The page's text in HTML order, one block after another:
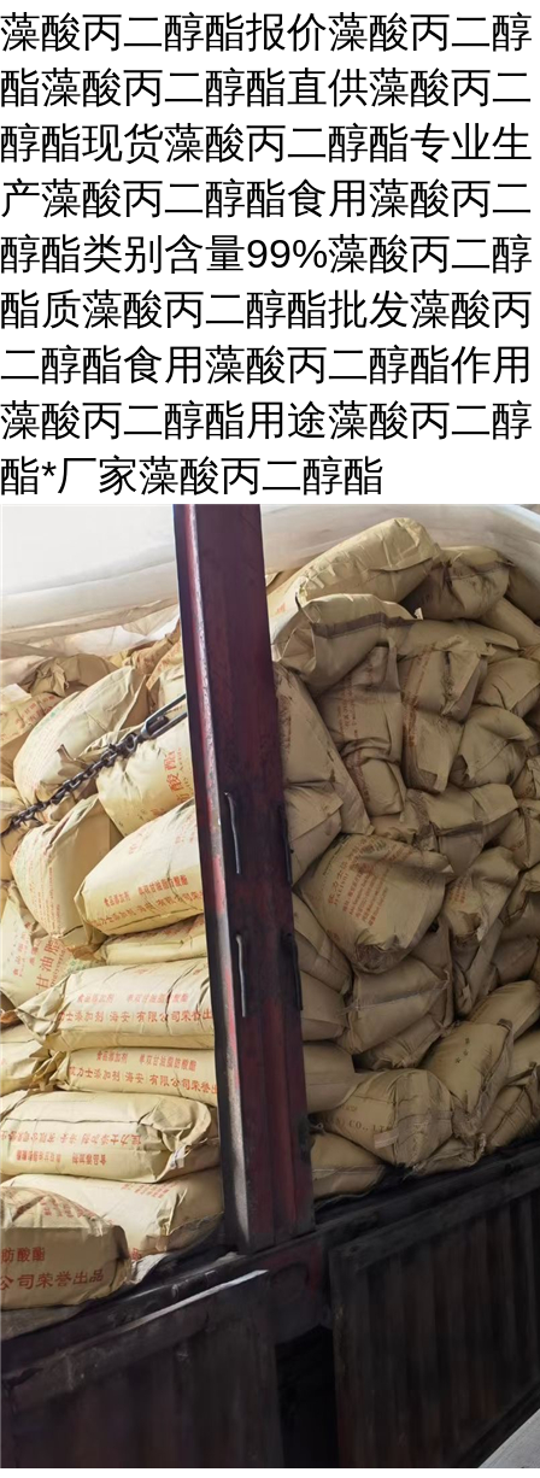
藻酸丙二醇酯报价藻酸丙二醇
酯藻酸丙二醇酯直供藻酸丙二
醇酯现货藻酸丙二醇酯专业生
产藻酸丙二醇酯食用藻酸丙二
醇酯类别含量99%藻酸丙二醇
酯质藻酸丙二醇酯批发藻酸丙
二醇酯食用藻酸丙二醇酯作用
藻酸丙二醇酯用途藻酸丙二醇
酯*厂家藻酸丙二醇酯